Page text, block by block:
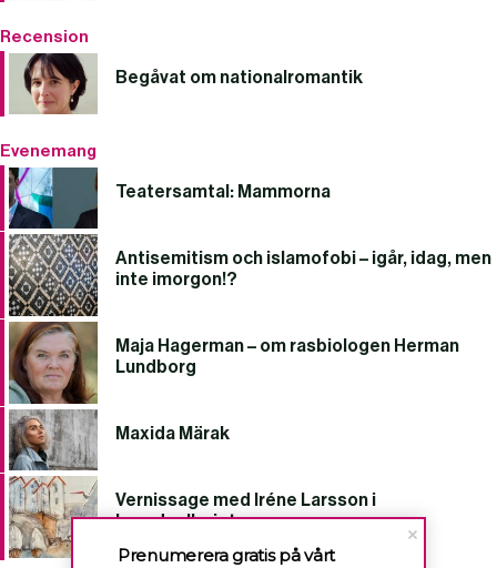
Recension
Begåvat om nationalromantik
Evenemang
Teatersamtal: Mammorna
Antisemitism och islamofobi – igår, idag, men
inte imorgon!?
Maja Hagerman – om rasbiologen Herman
Lundborg
Maxida Märak
Vernissage med Iréne Larsson i
huvudgalleriet
Prenumerera gratis på vårt